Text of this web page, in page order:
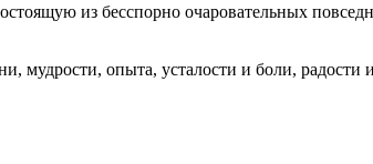
из бесспорно очаровательных
мудрости, опыта, усталости и боли,